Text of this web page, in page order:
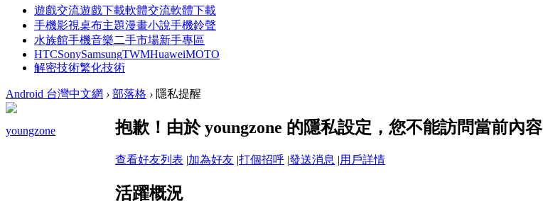
遊戲交流遊戲下載軟體交流軟體下載
手機影視桌布主題漫畫小說手機鈴聲
水族館手機音樂二手市場新手專區
HTCSonySamsungTWMHuaweiMOTO
解密技術繁化技術
Android 台灣中文網 › 部落格 › 隱私提醒
youngzone 抱歉！由於 youngzone 的隱私設定，您不能訪問當前內容
查看好友列表 |加為好友 |打個招呼 |發送消息 |用戶詳情
活躍概況